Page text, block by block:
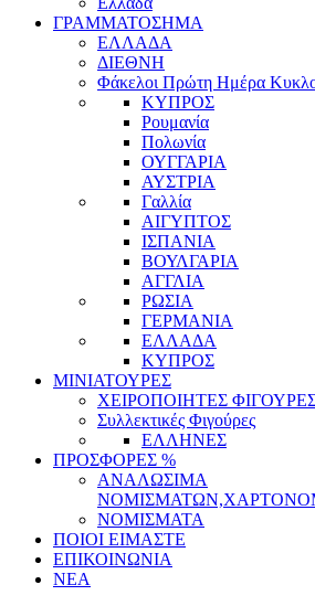
ΓΡΑΜΜΑΤΟΣΗΜΑ
ΕΛΛΑΔΑ
ΔΙΕΘΝΗ
Φάκελοι Πρώτη Ημέρα
ΚΥΠΡΟΣ
Ρουμανία
Πολωνία
ΟΥΓΓΑΡΙΑ
ΑΥΣΤΡΙΑ
Γαλλία
ΑΙΓΥΠΤΟΣ
ΙΣΠΑΝΙΑ
ΒΟΥΛΓΑΡΙΑ
ΑΓΓΛΙΑ
ΡΩΣΙΑ
ΓΕΡΜΑΝΙΑ
ΕΛΛΑΔΑ
ΚΥΠΡΟΣ
ΜΙΝΙΑΤΟΥΡΕΣ
ΧΕΙΡΟΠΟΙΗΤΕΣ
Συλλεκτικές Φιγούρες
ΕΛΛΗΝΕΣ
ΠΡΟΣΦΟΡΕΣ %
ΑΝΑΛΩΣΙΜΑ
ΝΟΜΙΣΜΑΤΑ
ΠΟΙΟΙ ΕΙΜΑΣΤΕ
ΕΠΙΚΟΙΝΩΝΙΑ
ΝΕΑ